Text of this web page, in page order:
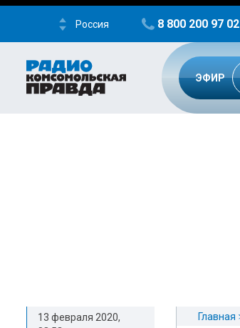
Россия 8 800 200 97 02
ЭФИР
Главная
13 февраля 2020,